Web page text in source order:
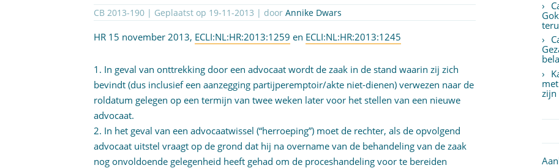
CB 2013-190 | Geplaatst op 19-11-2013 | doorAnnike Dwars
HR 15 november 2013, ECLI:NL:HR:2013:1259 en ECLI:NL:HR:2013:1245
1. In geval van onttrekking door een advocaat wordt de zaak in de stand waarin zij zich
bevindt (dus inclusief een aanzegging partijperemptoir/akte niet-dienen) verwezen naar de
roldatum gelegen op een termijn van twee weken later voor het stellen van een nieuwe
advocaat.
2. In het geval van een advocaatwissel (“herroeping”) moet de rechter, als de opvolgend
advocaat uitstel vraagt op de grond dat hij na overname van de behandeling van de zaak
nog onvoldoende gelegenheid heeft gehad om de proceshandeling voor te bereiden
zijn